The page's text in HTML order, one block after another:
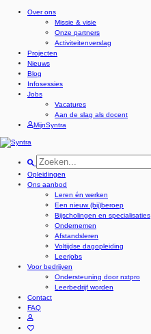
Over ons
Missie & visie
Onze partners
Activiteitenverslag
Projecten
Nieuws
Blog
Infosessies
Jobs
Vacatures
Aan de slag als docent
MijnSyntra
Opleidingen
Ons aanbod
Leren én werken
Een nieuw (bij)beroep
Bijscholingen en specialisaties
Ondernemen
Afstandsleren
Voltijdse dagopleiding
Leerjobs
Voor bedrijven
Ondersteuning door nxtpro
Leerbedrijf worden
Contact
FAQ